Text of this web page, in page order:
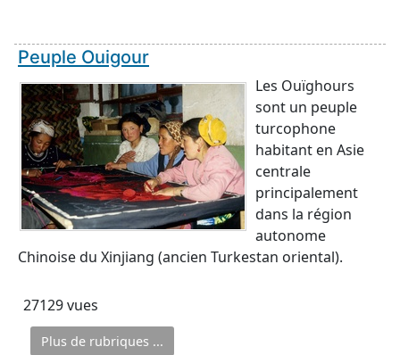
Peuple Ouigour
Les Ouïghours
sont un peuple
turcophone
habitant en Asie
centrale
principalement
dans la région
autonome
Chinoise du Xinjiang (ancien Turkestan oriental).
27129 vues
Plus de rubriques ...